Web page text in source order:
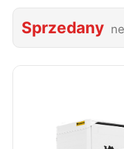
Sprzedany